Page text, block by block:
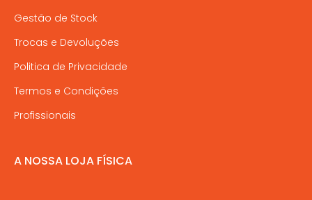
Gestão de Stock
Trocas e Devoluções
Politica de Privacidade
Termos e Condições
Profissionais
A NOSSA LOJA FÍSICA